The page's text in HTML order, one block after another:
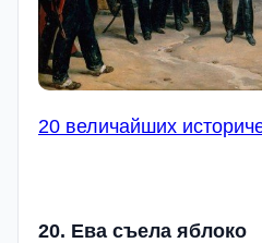
20 величайших
20. Ева съела яблоко